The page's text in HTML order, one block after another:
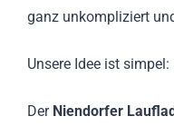
ganz unkompliziert
Unsere Idee ist simpel:
Der Niendorfer